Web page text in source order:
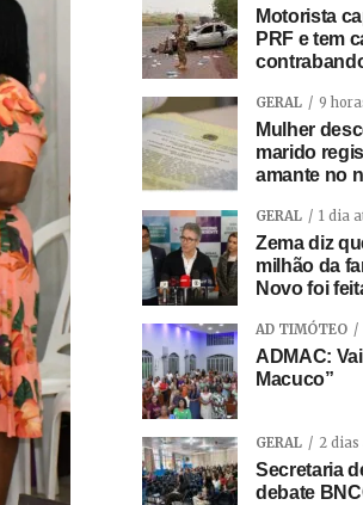
Motorista
PRF e tem
GERAL 9
Mulher
marido
amante no
GERAL 1 dia
Zema diz
milhão da
Novo foi
AD TIMÓTEO
ADMAC:
Macuco”
GERAL 2 dias
Secretaria
debate